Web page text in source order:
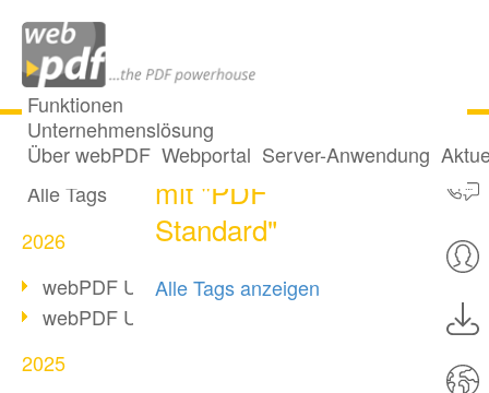
Funktionen
Unternehmenslösung
Über webPDF Webportal Server-Anwendung
Alle Beiträge
Alle Tags
2026
webPDF Update 10.0.5
webPDF Update 10.0.4
2025
6 Posts getaggt
mit "PDF
Standard"
Alle Tags anzeigen